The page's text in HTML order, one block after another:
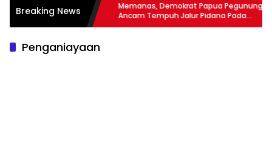
Breaking News
di
Memanas, Demokrat Papua Pegunungan
Ancam Tempuh Jalur Pidana Pada
Proses Pengisian Wakil Bupati Nduga
Penganiayaan